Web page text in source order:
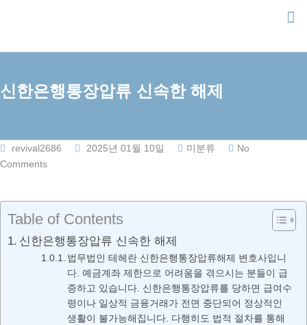
content
신한은행통장압류 신속한 해제
revival2686 2025년 01월 10일 미분류
No
Comments
Table of Contents
신한은행통장압류 신속한 해제
법무법인 테헤란 신한은행통장압류해제 변호사입니
다. 예금계좌 제한으로 어려움을 겪으시는 분들이 급
증하고 있습니다. 신한은행통장압류를 당하면 급여수
령이나 일상적 금융거래가 전면 중단되어 정상적인
생활이 불가능해집니다. 다행히도 법적 절차를 통해